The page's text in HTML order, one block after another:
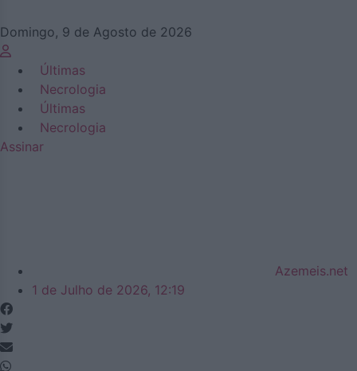
Domingo, 9 de Agosto de 2026
Últimas
Necrologia
Últimas
Necrologia
Assinar
Azemeis.net
1 de Julho de 2026, 12:19